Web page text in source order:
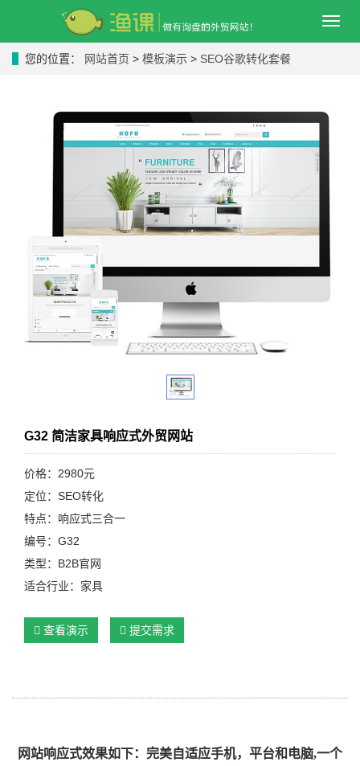
导
您的位置： 网站首页 > 模板演示 > SEO谷歌转化套餐
G32 简洁家具响应式外贸网站
价格：2980元
定位：SEO转化
特点：响应式三合一
编号：G32
类型：B2B官网
适合行业：家具
查看演示 提交需求
网站响应式效果如下：完美自适应手机，平台和电脑,一个